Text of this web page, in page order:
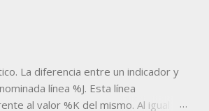
que nos permitan
tiempo real, indicadores,
La diferencia entre un indicador y
línea %J. Esta línea
al valor %K del mismo. Al igual